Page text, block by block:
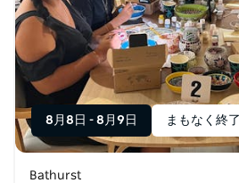
8月8日 - 8月9日 まもなく終了
Bathurst